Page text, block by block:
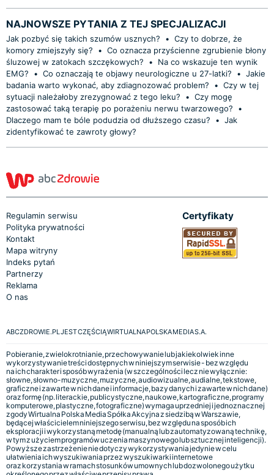
NAJNOWSZE PYTANIA Z TEJ SPECJALIZACJI
Jak pozbyć się takich szumów usznych? • Czy to dobrze, że
komory zmiejszyły się?
• Co oznacza przyścienne zgrubienie błony
śluzowej w zatokach szczękowych?
•
Na co wskazuje ten wynik
EMG?
• Co oznaczają te objawy neurologiczne u 27-latki? • Jakie
badania warto wykonać, aby zdiagnozować problem?
• Czy w tej
sytuacji należałoby zrezygnować z tego leku?
• Czy mogę
zastosować taką terapię po porażeniu nerwu twarzowego?
•
Dlaczego mam te bóle podudzia od dłuższego czasu?
• Jak
zidentyfikować te zawroty głowy?
Regulamin serwisu
Polityka prywatności
Kontakt
Mapa witryny
Indeks pytań
Partnerzy
Reklama
O nas
Certyfikaty
ABCZDROWIE.PL JEST CZĘŚCIĄ WIRTUALNA POLSKA MEDIA S.A.
Pobieranie, zwielokrotnianie, przechowywanie lub jakiekolwiek inne
wykorzystywanie treści dostępnych w niniejszym serwisie - bez względu
na ich charakter i sposób wyrażenia (w szczególności lecz nie wyłącznie:
słowne, słowno-muzyczne, muzyczne, audiowizualne, audialne, tekstowe,
graficzne i zawarte w nich dane i informacje, bazy danych i zawarte w nich dane)
oraz formę (np. literackie, publicystyczne, naukowe, kartograficzne, programy
komputerowe, plastyczne, fotograficzne) wymaga uprzedniej i jednoznacznej
zgody Wirtualna Polska Media Spółka Akcyjna z siedzibą w Warszawie,
będącej właścicielem niniejszego serwisu, bez względu na sposób ich
eksploracji i wykorzystaną metodę (manualną lub zautomatyzowaną technikę,
w tym z użyciem programów uczenia maszynowego lub sztucznej inteligencji).
Powyższe zastrzeżenie nie dotyczy wykorzystywania jedynie w celu
ułatwienia ich wyszukiwania przez wyszukiwarki internetowe
oraz korzystania w ramach stosunków umownych lub dozwolonego użytku